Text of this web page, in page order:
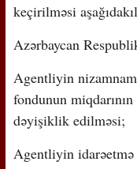
keçirilməsi
Azərbaycan
Agentliyin
fondunun
dəyişiklik edilməsi;
Agentliyin idarəetmə